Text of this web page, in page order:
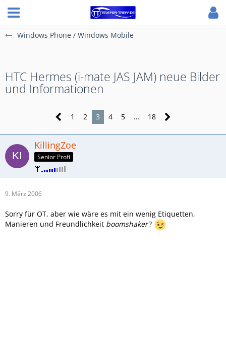
Windows Phone / Windows Mobile
HTC Hermes (i-mate JAS JAM) neue Bilder
und Informationen
1 2 3 4 5 … 18
KillingZoe
Senior Profi
9. März 2006
Sorry für OT, aber wie wäre es mit ein wenig Etiquetten,
Manieren und Freundlichkeit boomshaker?